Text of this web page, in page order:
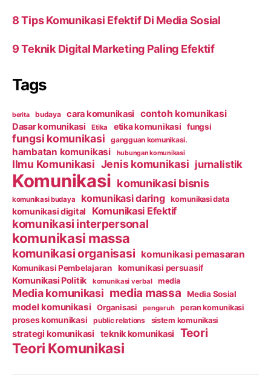
8 Tips Komunikasi Efektif Di Media Sosial
9 Teknik Digital Marketing Paling Efektif
Tags
berita budaya cara komunikasi contoh komunikasi
Dasar komunikasi Etika etika komunikasi fungsi
fungsi komunikasi gangguan komunikasi.
hambatan komunikasi hubungan komunikasi
Ilmu Komunikasi Jenis komunikasi jurnalistik
Komunikasi komunikasi bisnis
komunikasi budaya komunikasi daring komunikasi data
komunikasi digital Komunikasi Efektif
komunikasi interpersonal
komunikasi massa
komunikasi organisasi komunikasi pemasaran
Komunikasi Pembelajaran komunikasi persuasif
Komunikasi Politik komunikasi verbal media
Media komunikasi media massa Media Sosial
model komunikasi Organisasi pengaruh peran komunikasi
proses komunikasi public relations sistem komunikasi
strategi komunikasi teknik komunikasi Teori
Teori Komunikasi